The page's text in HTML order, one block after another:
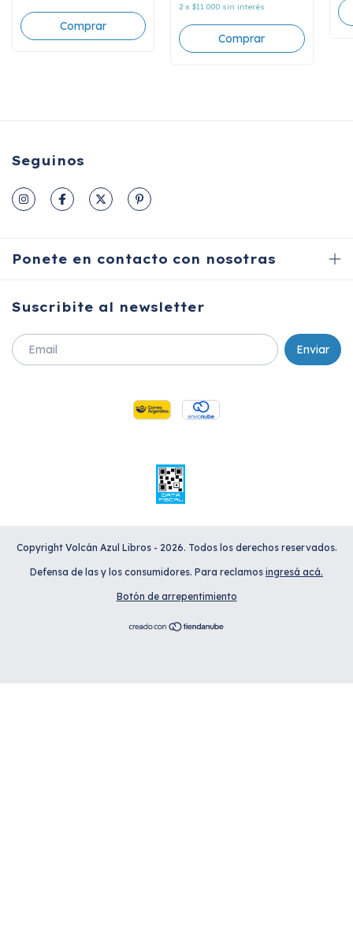
2 x$11.000 sin interés
Seguinos
Ponete en contacto con nosotras
Suscribite al newsletter
Copyright Volcán Azul Libros - 2026. Todos los derechos reservados.
Defensa de las y los consumidores. Para reclamos ingresá acá.
Botón de arrepentimiento